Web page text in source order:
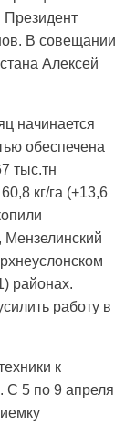
В совещании
Алексей
начинается
обеспечена
тыс.тн
кг/га (+13,6
Мензелинский
районах.
работу в
к
С 5 по 9 апреля